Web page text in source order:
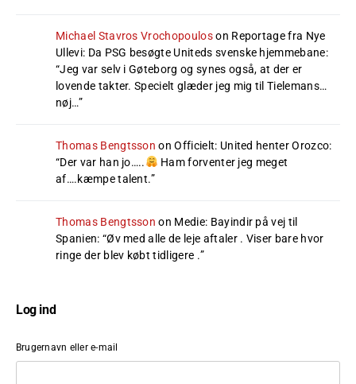
Michael Stavros Vrochopouloson Reportage fra Nye
Ullevi: Da PSG besøgte Uniteds svenske hjemmebane:
“Jeg var selv i Gøteborg og synes også, at der er
lovende takter. Specielt glæder jeg mig til Tielemans…
nøj…”
Thomas Bengtsson onOfficielt: United henter Orozco:
“Der var han jo…..
Ham forventer jeg meget
af….kæmpe talent.”
Thomas Bengtsson on Medie: Bayindir på vej til
Spanien: “Øv med alle de leje aftaler . Viser bare hvor
ringe der blev købt tidligere .”
Log ind
Brugernavn eller e-mail